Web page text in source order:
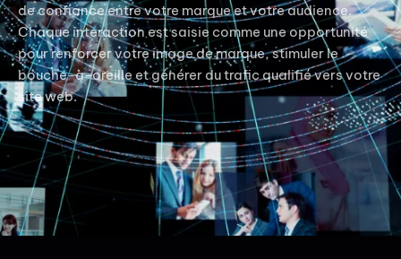
de confiance entre votre marque et votre audience.
Chaque interaction est saisie comme une opportunité
pour renforcer votre image de marque, stimuler le
bouche-à-oreille et générer du trafic qualifié vers votre
site web.